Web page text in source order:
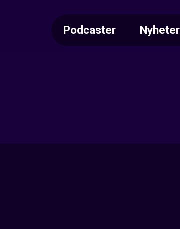
Podcaster Nyheter